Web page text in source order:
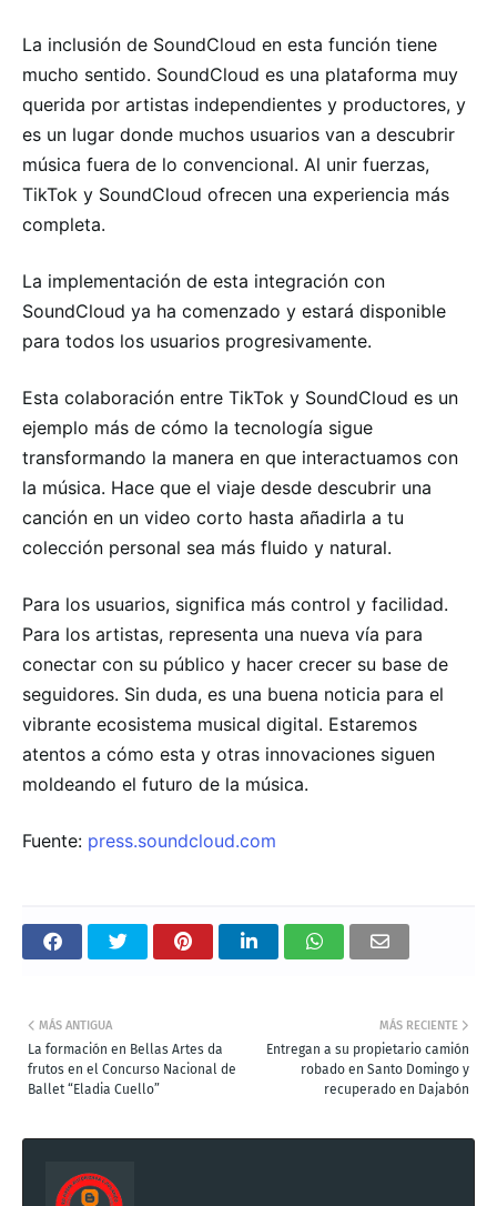
La inclusión de SoundCloud en esta función tiene
mucho sentido. SoundCloud es una plataforma muy
querida por artistas independientes y productores, y
es un lugar donde muchos usuarios van a descubrir
música fuera de lo convencional. Al unir fuerzas,
TikTok y SoundCloud ofrecen una experiencia más
completa.
La implementación de esta integración con
SoundCloud ya ha comenzado y estará disponible
para todos los usuarios progresivamente.
Esta colaboración entre TikTok y SoundCloud es un
ejemplo más de cómo la tecnología sigue
transformando la manera en que interactuamos con
la música. Hace que el viaje desde descubrir una
canción en un video corto hasta añadirla a tu
colección personal sea más fluido y natural.
Para los usuarios, significa más control y facilidad.
Para los artistas, representa una nueva vía para
conectar con su público y hacer crecer su base de
seguidores. Sin duda, es una buena noticia para el
vibrante ecosistema musical digital. Estaremos
atentos a cómo esta y otras innovaciones siguen
moldeando el futuro de la música.
Fuente: press.soundcloud.com
MÁS RECIENTE
Entregan a su propietario camión
robado en Santo Domingo y
recuperado en Dajabón
MÁS ANTIGUA
La formación en Bellas Artes da
frutos en el Concurso Nacional de
Ballet “Eladia Cuello”